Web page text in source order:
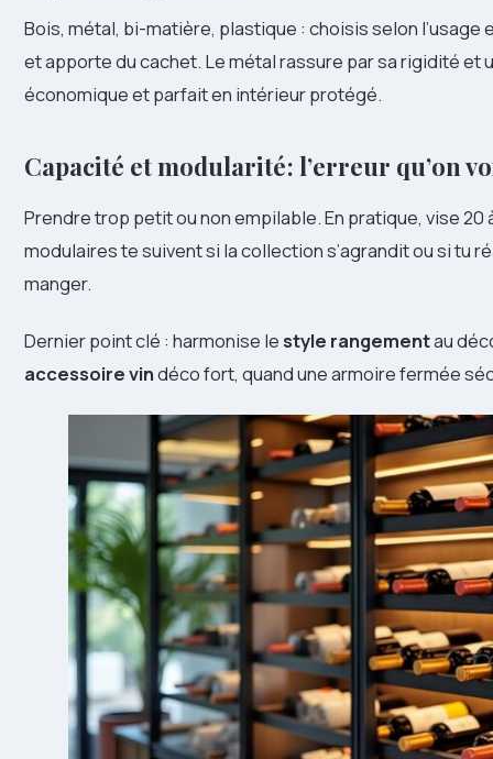
Bois, métal, bi-matière, plastique : choisis selon l’usage
et apporte du cachet. Le métal rassure par sa rigidité
économique et parfait en intérieur protégé.
Capacité et modularité : l’erreur qu’on
Prendre trop petit ou non empilable. En pratique, vise
modulaires te suivent si la collection s’agrandit ou si tu
manger.
Dernier point clé : harmonise lestyle rangementau
accessoire vindéco fort, quand une armoire fermée